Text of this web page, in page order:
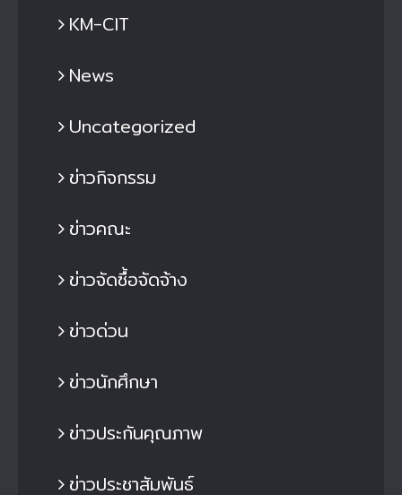
KM-CIT
News
Uncategorized
ข่าวกิจกรรม
ข่าวคณะ
ข่าวจัดซื้อจัดจ้าง
ข่าวด่วน
ข่าวนักศึกษา
ข่าวประกันคุณภาพ
ข่าวประชาสัมพันธ์